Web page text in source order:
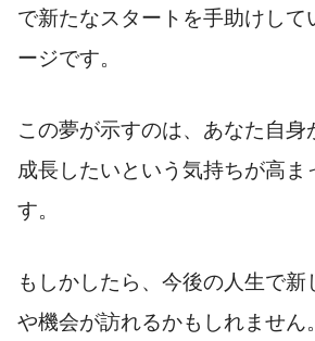
で新たなスタートを手助けして
ージです。
この夢が示すのは、あなた自身
成長したいという気持ちが高ま
す。
もしかしたら、今後の人生で新
や機会が訪れるかもしれません